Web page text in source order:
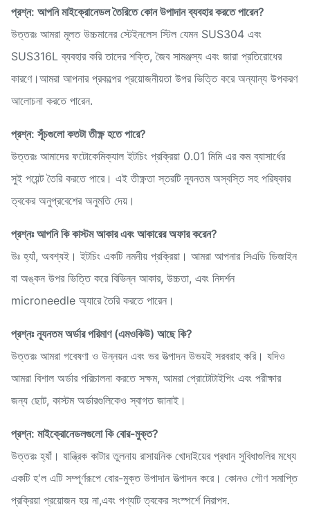
প্রশ্ন: আপনি মাইক্রোনেডল তৈরিতে কোন উপাদান ব্যবহার করতে পারেন?
উত্তরঃ আমরা মূলত উচ্চমানের স্টেইনলেস স্টিল যেমন SUS304 এবং
SUS316L ব্যবহার করি তাদের শক্তি, জৈব সামঞ্জস্য এবং জারা প্রতিরোধের
কারণে।আমরা আপনার প্রকল্পের প্রয়োজনীয়তা উপর ভিত্তি করে অন্যান্য উপকরণ
আলোচনা করতে পারেন.
প্রশ্ন: সূঁচগুলো কতটা তীক্ষ্ণ হতে পারে?
উত্তরঃ আমাদের ফটোকেমিক্যাল ইটচিং প্রক্রিয়া 0.01 মিমি এর কম ব্যাসার্ধের
সুই পয়েন্ট তৈরি করতে পারে। এই তীক্ষ্ণতা স্তরটি ন্যূনতম অস্বস্তি সহ পরিষ্কার
ত্বকের অনুপ্রবেশের অনুমতি দেয়।
প্রশ্নঃ আপনি কি কাস্টম আকার এবং আকারের অফার করেন?
উঃ হ্যাঁ, অবশ্যই। ইটচিং একটি নমনীয় প্রক্রিয়া। আমরা আপনার সিএডি ডিজাইন
বা অঙ্কন উপর ভিত্তি করে বিভিন্ন আকার, উচ্চতা, এবং নিদর্শন
microneedle অ্যারে তৈরি করতে পারেন।
প্রশ্নঃ ন্যূনতম অর্ডার পরিমাণ (এমওকিউ) আছে কি?
উত্তরঃ আমরা গবেষণা ও উন্নয়ন এবং ভর উত্পাদন উভয়ই সরবরাহ করি। যদিও
আমরা বিশাল অর্ডার পরিচালনা করতে সক্ষম, আমরা প্রোটোটাইপিং এবং পরীক্ষার
জন্য ছোট, কাস্টম অর্ডারগুলিকেও স্বাগত জানাই।
প্রশ্ন: মাইক্রোনেডলগুলো কি বোর-মুক্ত?
উত্তরঃ হ্যাঁ। যান্ত্রিক কাটার তুলনায় রাসায়নিক খোদাইয়ের প্রধান সুবিধাগুলির মধ্যে
একটি হ'ল এটি সম্পূর্ণরূপে বোর-মুক্ত উপাদান উত্পাদন করে। কোনও গৌণ সমাপ্তি
প্রক্রিয়া প্রয়োজন হয় না,এবং পণ্যটি ত্বকের সংস্পর্শে নিরাপদ.